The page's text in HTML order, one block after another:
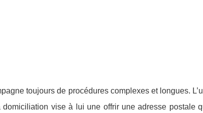
toujours de procédures complexes et longues.
domiciliation vise à lui une offrir une adresse postale